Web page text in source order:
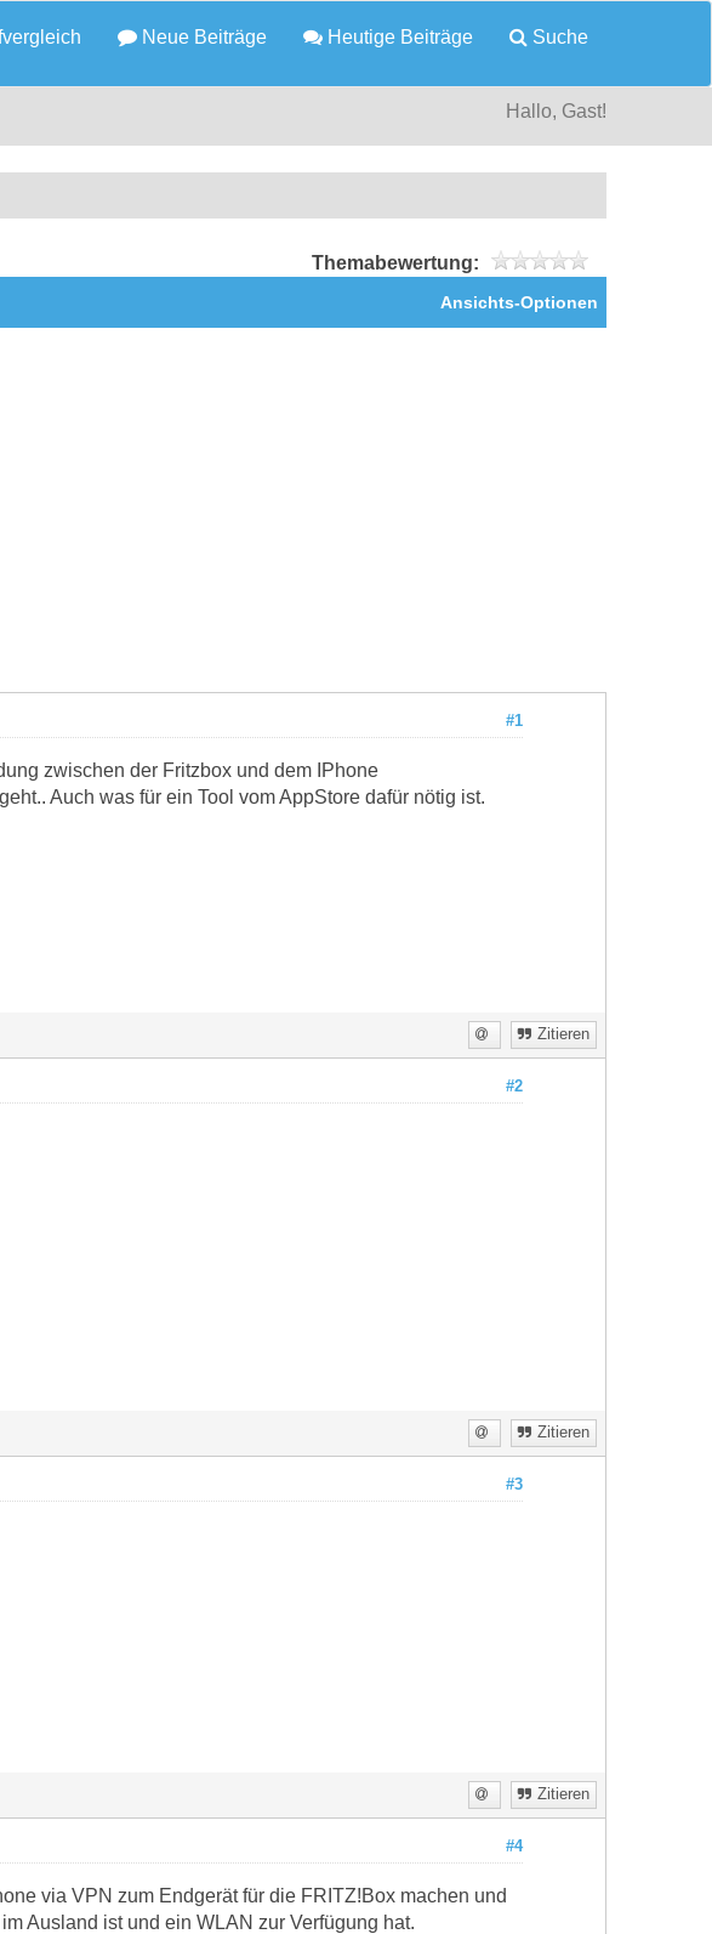
Neue Beiträge Heutige Beiträge Suche
Hallo, Gast!
Themabewertung:
Ansichts-Optionen
#1
zwischen der Fritzbox und dem IPhone
Auch was für ein Tool vom AppStore dafür nötig ist.
Zitieren
#2
Zitieren
#3
Zitieren
#4
via VPN zum Endgerät für die FRITZ!Box machen und
Ausland ist und ein WLAN zur Verfügung hat.